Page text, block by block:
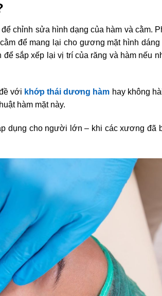
chỉnh sửa hình dạng của hàm và cằm.
để mang lại cho gương mặt hình dáng
sắp xếp lại vị trí của răng và hàm nếu
với khớp thái dương hàm hay không
hàm mặt này.
dụng cho người lớn – khi các xương đã